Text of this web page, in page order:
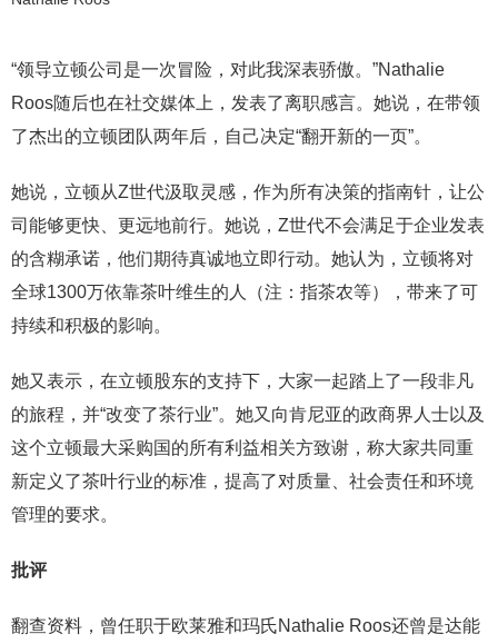
“领导立顿公司是一次冒险，对此我深表骄傲。”Nathalie
Roos随后也在社交媒体上，发表了离职感言。她说，在带领
了杰出的立顿团队两年后，自己决定“翻开新的一页”。
她说，立顿从Z世代汲取灵感，作为所有决策的指南针，让公
司能够更快、更远地前行。她说，Z世代不会满足于企业发表
的含糊承诺，他们期待真诚地立即行动。她认为，立顿将对
全球1300万依靠茶叶维生的人（注：指茶农等），带来了可
持续和积极的影响。
她又表示，在立顿股东的支持下，大家一起踏上了一段非凡
的旅程，并“改变了茶行业”。她又向肯尼亚的政商界人士以及
这个立顿最大采购国的所有利益相关方致谢，称大家共同重
新定义了茶叶行业的标准，提高了对质量、社会责任和环境
管理的要求。
批评
翻查资料，曾任职于欧莱雅和玛氏Nathalie Roos还曾是达能